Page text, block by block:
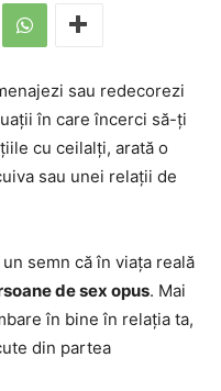
sau redecorezi
în care încerci să-ți
cu ceilalți, arată o
sau unei relații de
semn că în viața reală
de sex opus. Mai
în bine în relația ta,
din partea